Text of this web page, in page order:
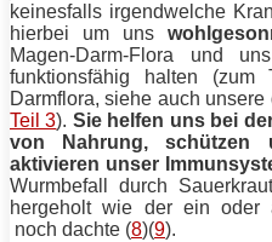
keinesfalls irgendwelche
hierbei um uns
Magen-Darm-Flora und
funktionsfähig halten (zum
Darmflora, siehe auch
Teil 3). Sie helfen uns bei
von Nahrung, schützen
aktivieren unser
Wurmbefall durch
hergeholt wie der ein oder
noch dachte (8)(9).